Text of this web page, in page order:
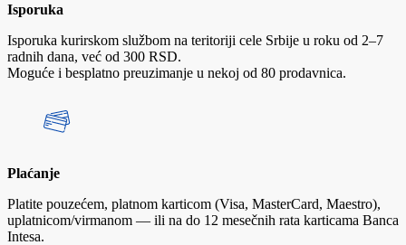
Isporuka
Isporuka kurirskom službom na teritoriji cele Srbije u roku od 2–7
radnih dana, već od 300 RSD.
Moguće i besplatno preuzimanje u nekoj od 80 prodavnica.
Plaćanje
Platite pouzećem, platnom karticom (Visa, MasterCard, Maestro),
uplatnicom/virmanom — ili na do 12 mesečnih rata karticama Banca
Intesa.